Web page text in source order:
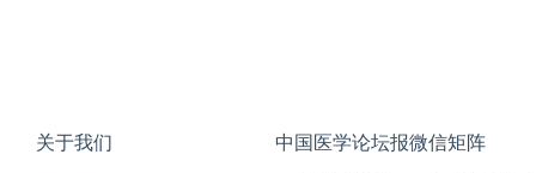
关于我们 中国医学论坛报微信矩阵